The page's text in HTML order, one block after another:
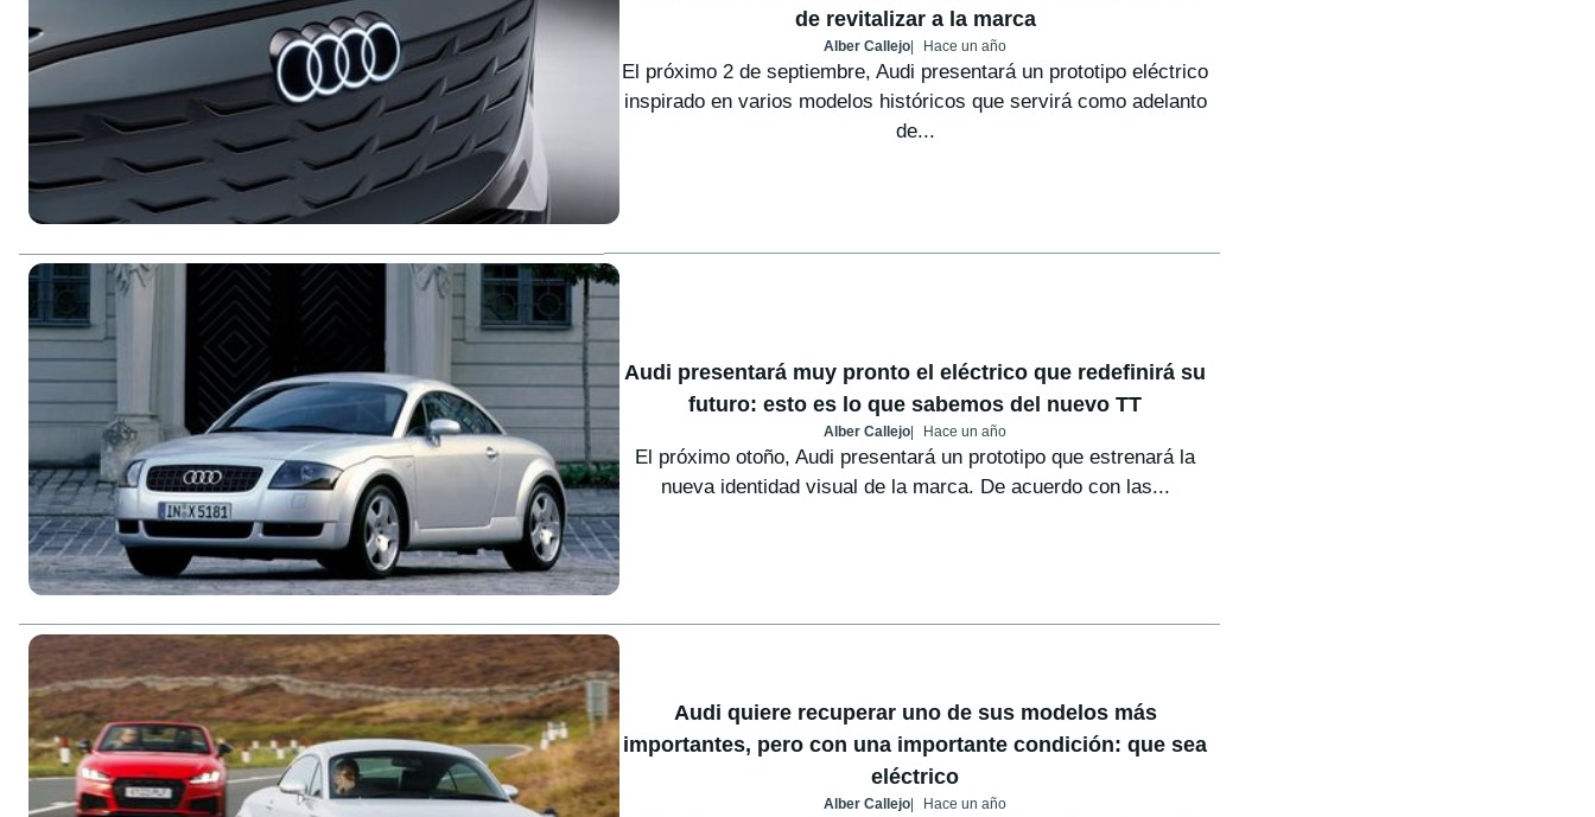
de revitalizar a la marca
Alber Callejo Hace un año
El próximo 2 de septiembre, Audi presentará un prototipo eléctrico
inspirado en varios modelos históricos que servirá como adelanto
de...
Audi presentará muy pronto el eléctrico que redefinirá su
futuro: esto es lo que sabemos del nuevo TT
Alber Callejo Hace un año
El próximo otoño, Audi presentará un prototipo que estrenará la
nueva identidad visual de la marca. De acuerdo con las...
Audi quiere recuperar uno de sus modelos más
importantes, pero con una importante condición: que sea
eléctrico
Alber Callejo Hace un año